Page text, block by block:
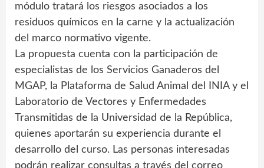
módulo tratará los riesgos asociados a los
residuos químicos en la carne y la actualización
del marco normativo vigente.
La propuesta cuenta con la participación de
especialistas de los Servicios Ganaderos del
MGAP, la Plataforma de Salud Animal del INIA y el
Laboratorio de Vectores y Enfermedades
Transmitidas de la Universidad de la República,
quienes aportarán su experiencia durante el
desarrollo del curso. Las personas interesadas
podrán realizar consultas a través del correo